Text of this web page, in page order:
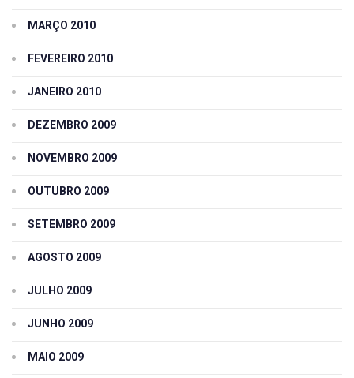
MARÇO 2010
FEVEREIRO 2010
JANEIRO 2010
DEZEMBRO 2009
NOVEMBRO 2009
OUTUBRO 2009
SETEMBRO 2009
AGOSTO 2009
JULHO 2009
JUNHO 2009
MAIO 2009